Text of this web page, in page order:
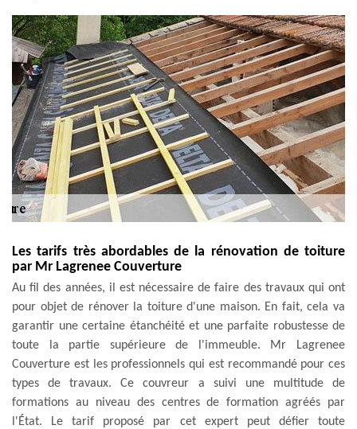
Les tarifs très abordables de la rénovation de toiture
par Mr Lagrenee Couverture
Au fil des années, il est nécessaire de faire des travaux qui ont
pour objet de rénover la toiture d'une maison. En fait, cela va
garantir une certaine étanchéité et une parfaite robustesse de
toute la partie supérieure de l'immeuble. Mr Lagrenee
Couverture est les professionnels qui est recommandé pour ces
types de travaux. Ce couvreur a suivi une multitude de
formations au niveau des centres de formation agréés par
l'État. Le tarif proposé par cet expert peut défier toute